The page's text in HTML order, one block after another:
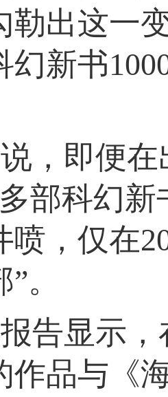
勒出这一
幻新书
，即便
部科幻
喷，仅在
。
告显示
作品与《